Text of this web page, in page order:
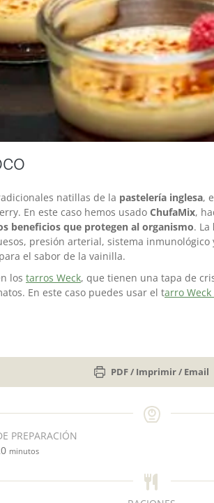
natillas de la pastelería inglesa,
En este caso hemos usado ChufaMix,
beneficios que protegen al organismo. La
presión arterial, sistema inmunológico
el sabor de la vainilla.
los tarros Weck, que tienen una tapa de
En este caso puedes usar el tarro
PDF / Imprimir / Email
PREPARACIÓN
m
n
minutos